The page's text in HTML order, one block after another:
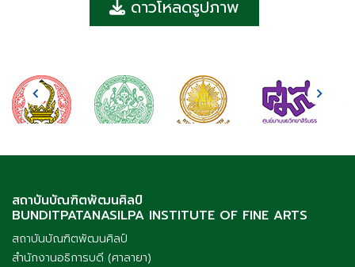
ดาวโหลดรูปภาพ
สถาบันบัณฑิตพัฒนศิลป์
BUNDITPATANASILPA INSTITUTE OF FINE ARTS
สถาบันบัณฑิตพัฒนศิลป์
สำนักงานอธิการบดี (ศาลายา)